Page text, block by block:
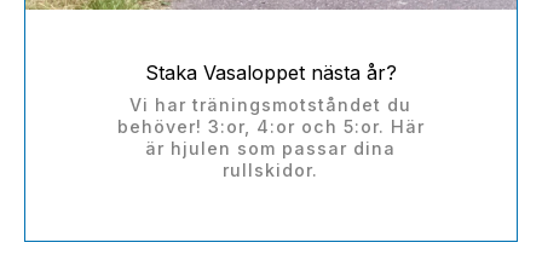
Staka Vasaloppet nästa år?
Vi har träningsmotståndet du
behöver! 3:or, 4:or och 5:or. Här
är hjulen som passar dina
rullskidor.